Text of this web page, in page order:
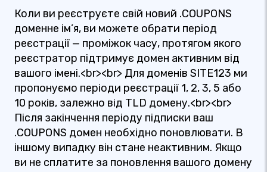
Коли ви реєструєте свій новий .COUPONS
доменне ім’я, ви можете обрати період
реєстрації — проміжок часу, протягом якого
реєстратор підтримує домен активним від
вашого імені.<br><br> Для доменів SITE123 ми
пропонуємо періоди реєстрації 1, 2, 3, 5 або
10 років, залежно від TLD домену.<br><br>
Після закінчення періоду підписки ваш
.COUPONS домен необхідно поновлювати. В
іншому випадку він стане неактивним. Якщо
ви не сплатите за поновлення вашого домену